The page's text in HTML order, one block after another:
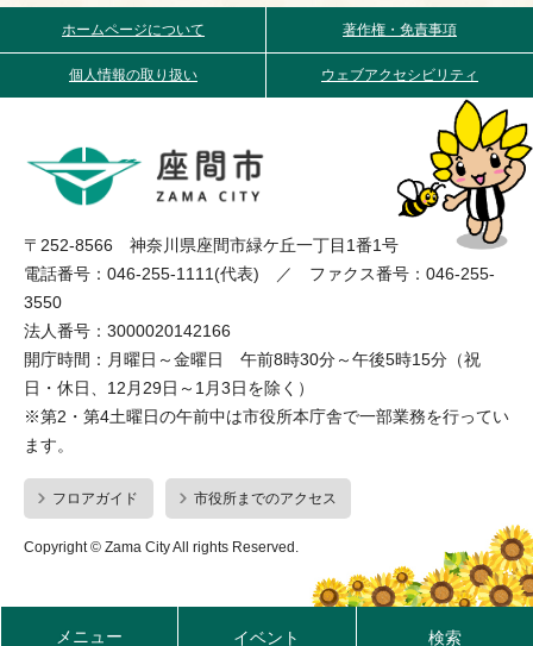
メニュー イベント 検索
ホームページについて 著作権・免責事項
個人情報の取り扱い ウェブアクセシビリティ
〒252-8566 神奈川県座間市緑ケ丘一丁目1番1号
電話番号：046-255-1111(代表) ／ ファクス番号：046-255-
3550
法人番号：3000020142166
開庁時間：月曜日～金曜日 午前8時30分～午後5時15分（祝
日・休日、12月29日～1月3日を除く）
※第2・第4土曜日の午前中は市役所本庁舎で一部業務を行ってい
ます。
フロアガイド 市役所までのアクセス
Copyright © Zama City All rights Reserved.